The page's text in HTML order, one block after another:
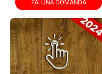
FAI UNA DOMANDA